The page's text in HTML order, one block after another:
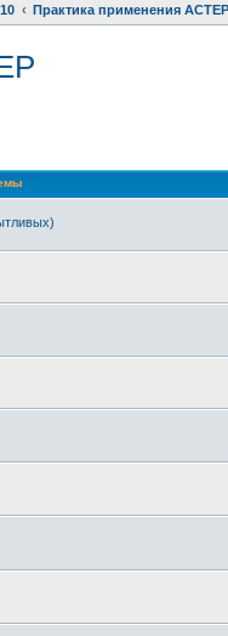
Практика применения АСТЕР
поиск